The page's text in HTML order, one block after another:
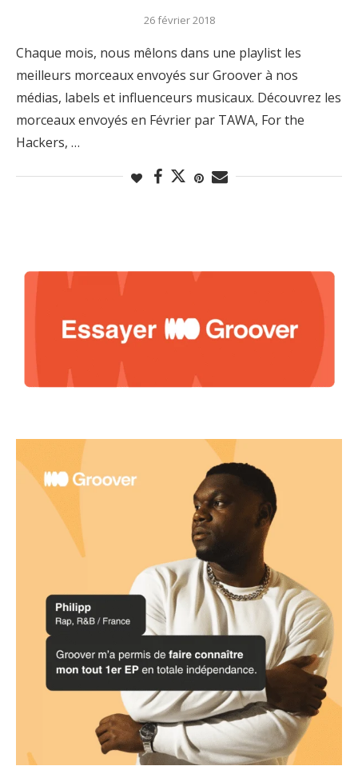
26 février 2018
Chaque mois, nous mêlons dans une playlist les
meilleurs morceaux envoyés sur Groover à nos
médias, labels et influenceurs musicaux. Découvrez les
morceaux envoyés en Février par TAWA, For the
Hackers, …